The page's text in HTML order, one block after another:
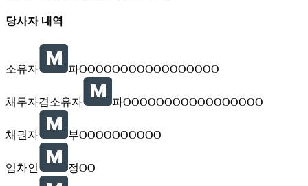
당사자 내역
소유자 파OOOOOOOOOOOOOOOOO
채무자겸소유자 파OOOOOOOOOOOOOOOOO
채권자 부OOOOOOOOOO
임차인 정OO